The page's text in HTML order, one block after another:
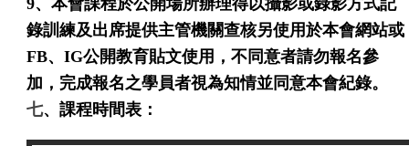
錄訓練及出席提供主管機關查核另使用於本會網站或
FB、IG公開教育貼文使用，不同意者請勿報名參
加，完成報名之學員者視為知情並同意本會紀錄。
七、課程時間表：